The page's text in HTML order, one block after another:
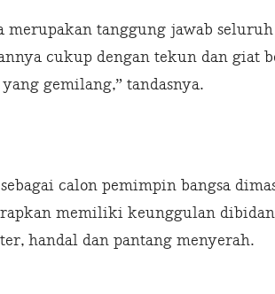
merupakan tanggung jawab
cukup dengan tekun dan giat
gemilang,” tandasnya.
calon pemimpin bangsa
memiliki keunggulan
handal dan pantang menyerah.